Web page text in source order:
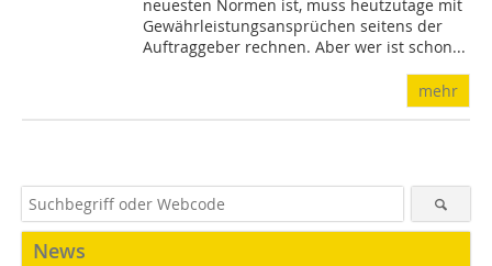
neuesten Normen ist, muss heutzutage mit
Gewährleistungsansprüchen seitens der
Auftraggeber rechnen. Aber wer ist schon...
mehr
News